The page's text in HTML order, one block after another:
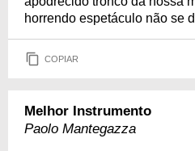
horrendo espetáculo não se
COPIAR
Melhor Instrumento
Paolo Mantegazza